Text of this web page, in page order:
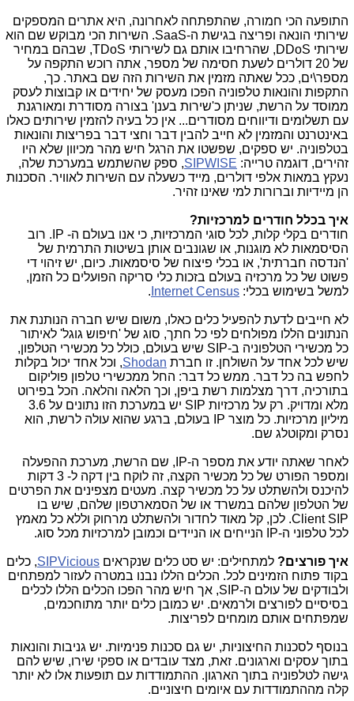
התופעה הכי חמורה, שהתפתחה לאחרונה, היא אתרים המספקים
שירותי הונאה ופריצה בגישת ה-SaaS. השירות הכי מבוקש שם הוא
שירותי DDoS, שהרחיבו אותם גם לשירותי TDoS, שבהם במחיר
של 20 דולרים לשעת חסימה של מספר, אתה רוכש התקפה על
מספר\ים, ככל שאתה מזמין את השירות הזה שם באתר. כך,
התקפות והונאות טלפוניה הפכו מעסק של יחידים או קבוצות לעסק
ממוסד על הרשת, שניתן כ'שירות בענן' בצורה מסודרת ומאורגנת
עם תשלומים ודיווחים מסודרים... אין כל בעיה להזמין שירותים כאלו
באינטרנט והמזמין לא חייב להבין דבר וחצי דבר בפריצות והונאות
בטלפוניה. יש ספקים, שפשטו את הרגל חיש מהר מכיוון שלא היו
זהירים, דוגמה טרייה:SIPWISE, ספק שהשתמש במערכת שלה,
נעקץ במאות אלפי דולרים, מייד כשעלה עם השירות לאוויר. הסכנות
הן מיידיות וברורות למי שאינו זהיר.
איך בכלל חודרים למרכזיות?
חודרים בקלי קלות, לכל סוגי המרכזיות, כי אנו בעולם ה- IP. רוב
הסיסמאות לא מוגנות, או שגונבים אותן בשיטות התרמית של
'הנדסה חברתית', או בכלי פיצוח של סיסמאות. כיום, יש זיהוי די
פשוט של כל מרכזיה בעולם בזכות כלי סריקה הפועלים כל הזמן,
למשל בשימוש בכלי:Internet Census
.
לא חייבים לדעת להפעיל כלים כאלו, משום שיש חברה הנותנת את
הנתונים הללו מפולחים לפי כל חתך, סוג של 'חיפוש גוגל' לאיתור
כל מכשירי הטלפוניה ב-SIP שיש בעולם, כולל כל מכשירי הטלפון,
שיש לכל אחד על השולחן. זו חברתShodan, וכל אחד יכול בקלות
לחפש בה כל דבר. ממש כל דבר: החל ממכשירי טלפון פוליקום
בתורכיה, דרך מצלמות רשת ביפן, וכך הלאה והלאה. הכל בפירוט
מלא ומדויק. רק על מרכזיות SIP יש במערכת הזו נתונים על 3.6
מיליון מרכזיות. כל מוצר IP בעולם, ברגע שהוא עולה לרשת, הוא
נסרק ומקוטלג שם.
לאחר שאתה יודע את מספר ה-IP, שם הרשת, מערכת ההפעלה
ומספר הפורט של כל מכשיר הקצה, זה לוקח בין דקה ל- 3 דקות
להיכנס ולהשתלט על כל מכשיר קצה. מעטים מצפינים את הפרטים
של הטלפון שלהם במשרד או של הסמארטפון שלהם, שיש בו
Client SIP. לכן, קל מאוד לחדור ולהשתלט מרחוק וללא כל מאמץ
לכל טלפוני ה-IP הנייחים או הניידים וכמובן למרכזיות מכל סוג.
איך פורצים?למתחילים: יש סט כלים שנקראיםSIPVicious, כלים
בקוד פתוח הזמינים לכל. הכלים הללו נבנו במטרה לעזור למפתחים
ולבודקים של עולם ה-SIP, אך חיש מהר הפכו הכלים הללו לכלים
בסיסיים לפורצים ולרמאים. יש כמובן כלים יותר מתוחכמים,
שמפתחים אותם מומחים לפריצות.
בנוסף לסכנות החיצוניות, יש גם סכנות פנימיות. יש גניבות והונאות
בתוך עסקים וארגונים. זאת, מצד עובדים או ספקי שירו, שיש להם
גישה לטלפוניה בתוך הארגון. ההתמודדות עם תופעות אלו לא יותר
קלה מההתמודדות עם איומים חיצוניים.